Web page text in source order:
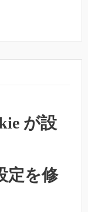
が設
定を修